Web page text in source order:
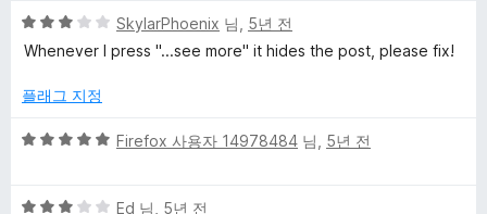
점
에
점
5
점
점
3
SkylarPhoenix 님, 5년 전
Whenever I press "...see more" it hides the post, please fix!
플래그 지정
5
점
Firefox 사용자 14978484 님, 5년 전
5
Ed 님, 5년 전